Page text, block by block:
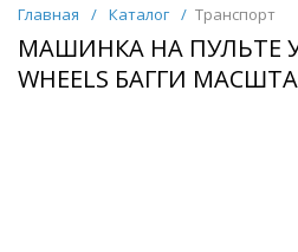
Главная / Каталог / Транспорт
МАШИНКА НА ПУЛЬТЕ
WHEELS БАГГИ